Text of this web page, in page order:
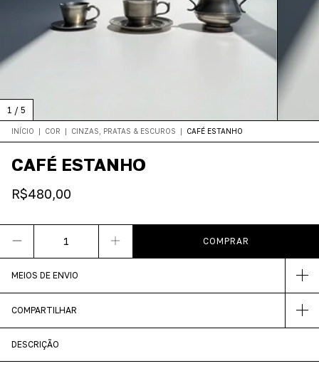
1 / 5
INÍCIO | COR | CINZAS, PRATAS & ESCUROS | CAFÉ ESTANHO
CAFÉ ESTANHO
R$480,00
MEIOS DE ENVIO
COMPARTILHAR
DESCRIÇÃO